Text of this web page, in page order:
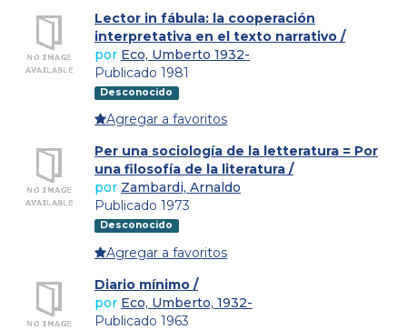
Lector in fábula: la cooperación
interpretativa en el texto narrativo /
por Eco, Umberto 1932-
Publicado 1981
Desconocido
Agregar a favoritos
Per una sociología de la letteratura = Por
una filosofía de la literatura /
por Zambardi, Arnaldo
Publicado 1973
Desconocido
Agregar a favoritos
Diario mínimo /
por Eco, Umberto, 1932-
Publicado 1963